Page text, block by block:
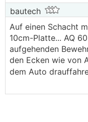
Somit 18 bis
Beim Einstieg pro
den Ecken.
Wenn du es auf
schalen.
Decke auch so.
bautech
Auf einen Schacht
10cm-Platte... AQ
aufgehenden
den Ecken wie von
dem Auto